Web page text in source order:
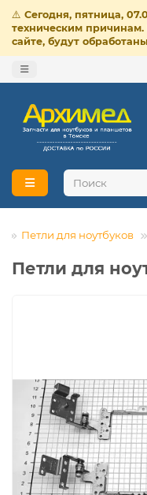
⚠️ Сегодня, пятница,
техническим
сайте, будут
Петли для ноутбуков
Петли для